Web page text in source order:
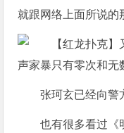
就跟网络上面所说的
张珂玄已经向警
也有很多看过《